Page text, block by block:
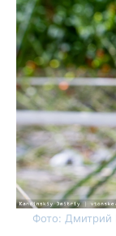
Фото: Дмитрий